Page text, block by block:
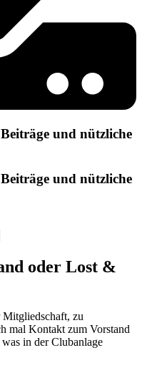
und nützliche
und nützliche
oder Lost &
Mitgliedschaft, zu
mal Kontakt zum Vorstand
in der Clubanlage